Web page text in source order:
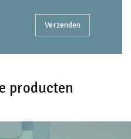
producten